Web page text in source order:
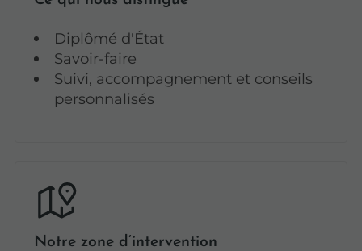
Diplômé d'État
Savoir-faire
Suivi, accompagnement et conseils
personnalisés
Notre zone d’intervention